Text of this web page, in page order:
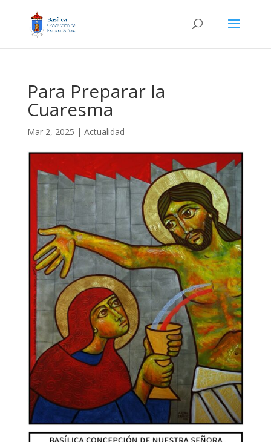
Para Preparar la
Cuaresma
Mar 2, 2025 | Actualidad